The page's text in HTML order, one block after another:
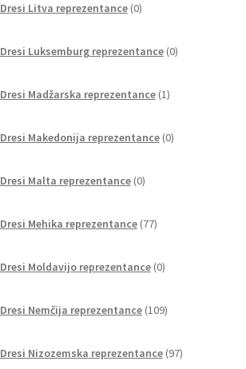
Dresi Litva reprezentance 0izdelkov
Dresi Luksemburg reprezentance 0izdelkov
Dresi Madžarska reprezentance 1izdelek
Dresi Makedonija reprezentance 0izdelkov
Dresi Malta reprezentance 0izdelkov
Dresi Mehika reprezentance 77izdelkov
Dresi Moldavijo reprezentance 0izdelkov
Dresi Nemčija reprezentance 109izdelkov
Dresi Nizozemska reprezentance 97izdelkov